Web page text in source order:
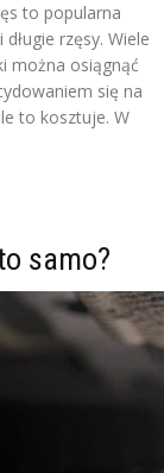
to popularna
rzęsy. Wiele
można osiągnąć
się na
to kosztuje. W
samo?